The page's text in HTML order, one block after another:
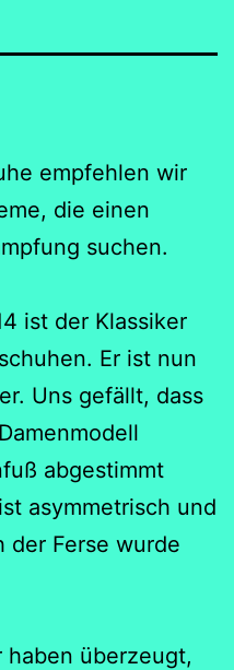
empfehlen wir
die einen
suchen.
ist der Klassiker
Er ist nun
Uns gefällt, dass
abgestimmt
asymmetrisch und
der Ferse wurde
haben überzeugt,